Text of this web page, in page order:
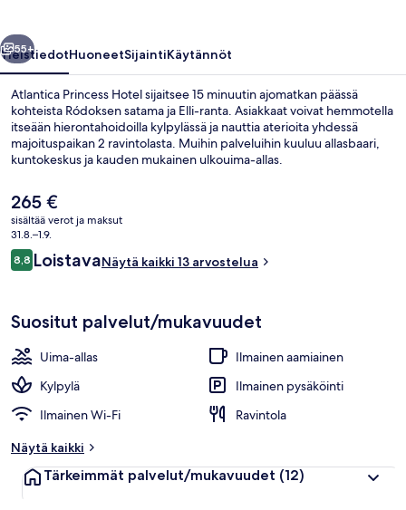
Seuraava
55+
YleistiedotHuoneetSijaintiKäytännöt
Atlantica Princess Hotel sijaitsee 15 minuutin ajomatkan päässä
kohteista Ródoksen satama ja Elli-ranta. Asiakkaat voivat hemmotella
itseään hierontahoidoilla kylpylässä ja nauttia aterioita yhdessä
majoituspaikan 2 ravintolasta. Muihin palveluihin kuuluu allasbaari,
kuntokeskus ja kauden mukainen ulkouima-allas.
Nykyinen
hinta
on
265 €
265 €
sisältää verot ja maksut
31.8.–1.9.
Arvostelut
8,88,8 kautta 10.
LoistavaNäytä kaikki 13 arvostelua
Suositut palvelut/mukavuudet
Uima-allas
Ilmainen aamiainen
Kylpylä
Ilmainen pysäköinti
Ilmainen Wi-Fi
Ravintola
Näytä kaikki
Tärkeimmät palvelut/mukavuudet (12)